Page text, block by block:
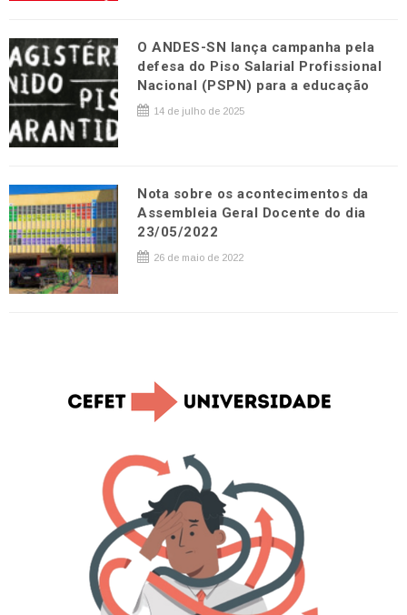
O ANDES-SN lança campanha pela
defesa do Piso Salarial Profissional
Nacional (PSPN) para a educação
14 de julho de 2025
Nota sobre os acontecimentos da
Assembleia Geral Docente do dia
23/05/2022
26 de maio de 2022